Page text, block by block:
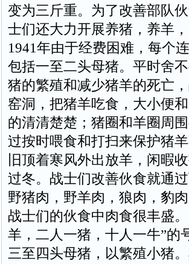
变为三斤重。为了改善部队
士们还大力开展养猪，养羊
1941年由于经费困难，每个
包括一至二头母猪。平时舍
猪的繁殖和减少猪羊的死亡
窑洞，把猪羊吃食，大小便
的清清楚楚；猪圈和羊圈周
过按时喂食和打扫来保护猪
旧顶着寒风外出放羊，闲暇
过冬。战士们改善伙食就通
野猪肉，野羊肉，狼肉，豹
战士们的伙食中肉食很丰盛
羊，二人一猪，十人一牛”的
三至四头母猪，以繁殖小猪